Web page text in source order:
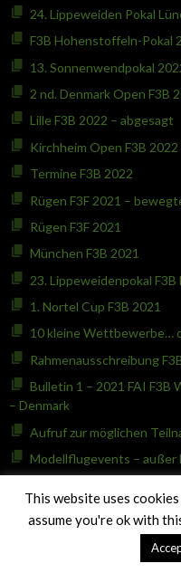
24. Lippeweiden Pokal
F3B Hohenstoffeln-Pokal
13. Sonnenwendpokal
2 nd. Denmark Open F3B
Lille F3B 2022 – abgesagt
Kirchheim Open F3B 2022
Termine F3B 2022
Rügen F3F 2021 –
Rügen F3F 2021
München F3B 2021
23. Lippeweidenpokal F3B
1. Nortel Cup F3B 2021
10 kleine Wettbewerbe…
Rahmenausschreibung
Bulletin 1 – 2021 FAI F3B
– Denmark
Aufruf zur möglichen
Modellflugevents – außer
Lille 2020 läuft im Corona
Keine F3B DAeC-Rangliste
Coronavirus F3B 2020
This website uses
assume you're ok with